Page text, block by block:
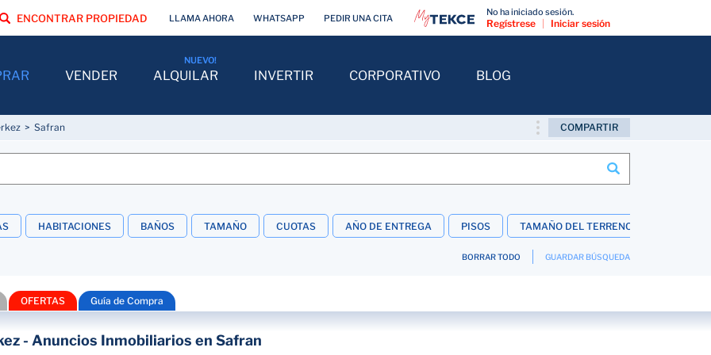
Safran COMPARTIR
HABITACIONES BAÑOS TAMAÑO CUOTAS AÑO DE ENTREGA PISOS TAMAÑO DEL TERRENO
BORRAR TODO GUARDAR BÚSQUEDA
OFERTAS Guía de Compra
- Anuncios Inmobiliarios en Safran
VENDER ALQUILAR INVERTIR CORPORATIVO BLOG
ENCONTRAR PROPIEDAD LLAMA AHORA WHATSAPP PEDIR UNA CITA
No ha iniciado sesión.
Regístrese Iniciar sesión